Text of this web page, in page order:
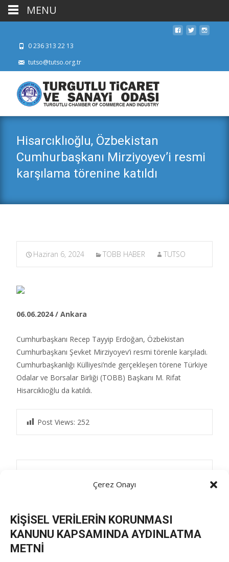
Çerez Onayı
KİŞİSEL VERİLERİN KORUNMASI
KANUNU KAPSAMINDA AYDINLATMA
METNİ
0 236 313 22 13
tutso@tutso.org.tr
Hisarcıklıoğlu, Özbekistan
Cumhurbaşkanı Mirziyoyev’i resmi
karşılama törenine katıldı
Haziran 6, 2024 TOBB HABER TUTSO
06.06.2024 / Ankara
Cumhurbaşkanı Recep Tayyip Erdoğan, Özbekistan
Cumhurbaşkanı Şevket Mirziyoyev’i resmi törenle karşıladı.
Cumhurbaşkanlığı Külliyesi’nde gerçekleşen törene Türkiye
Odalar ve Borsalar Birliği (TOBB) Başkanı M. Rifat
Hisarcıklıoğlu da katıldı. ​
Post Views: 252
navigation
MENU